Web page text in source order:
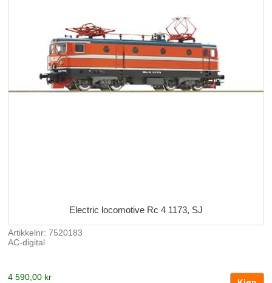
Electric locomotive Rc 4 1173, SJ
Artikkelnr: 7520183
AC-digital
4 590,00 kr